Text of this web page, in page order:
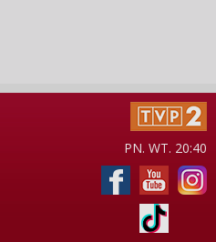
PN. WT. 20:40